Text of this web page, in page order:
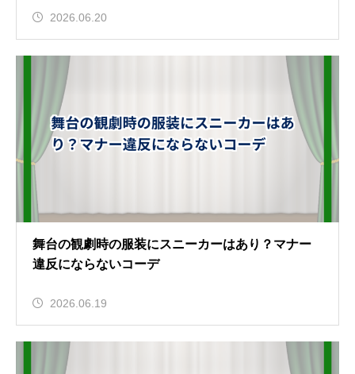
2026.06.20
舞台の観劇時の服装にスニーカーはあり？マナー
違反にならないコーデ
2026.06.19